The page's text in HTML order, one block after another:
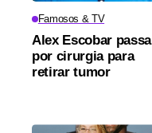
Famosos & TV
Alex Escobar passa
por cirurgia para
retirar tumor